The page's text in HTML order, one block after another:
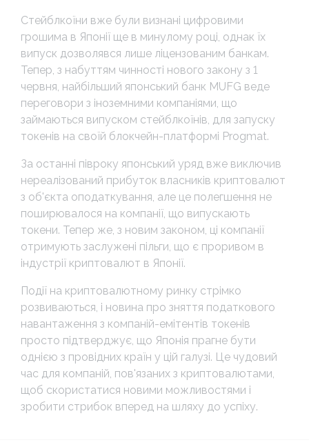
Стейблкоїни вже були визнані цифровими
грошима в Японії ще в минулому році, однак їх
випуск дозволявся лише ліцензованим банкам.
Тепер, з набуттям чинності нового закону з 1
червня, найбільший японський банк MUFG веде
переговори з іноземними компаніями, що
займаються випуском стейблкоїнів, для запуску
токенів на своїй блокчейн-платформі Progmat.
За останні півроку японський уряд вже виключив
нереалізований прибуток власників криптовалют
з об'єкта оподаткування, але це полегшення не
поширювалося на компанії, що випускають
токени. Тепер же, з новим законом, ці компанії
отримують заслужені пільги, що є проривом в
індустрії криптовалют в Японії.
Події на криптовалютному ринку стрімко
розвиваються, і новина про зняття податкового
навантаження з компаній-емітентів токенів
просто підтверджує, що Японія прагне бути
однією з провідних країн у цій галузі. Це чудовий
час для компаній, пов'язаних з криптовалютами,
щоб скористатися новими можливостями і
зробити стрибок вперед на шляху до успіху.